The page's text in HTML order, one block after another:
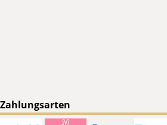
Zahlungsarten